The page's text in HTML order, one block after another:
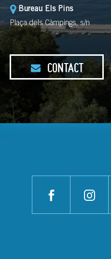
Bureau Els Pins
Plaça dels Càmpings, s/n
CONTACT